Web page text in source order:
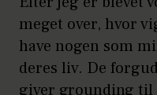
meget over, hvor
have nogen som
deres liv. De
giver grounding til